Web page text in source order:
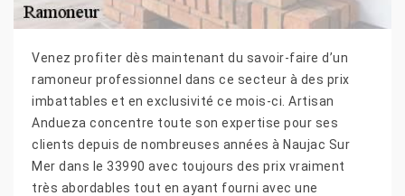
Venez profiter dès maintenant du savoir-faire d’un
ramoneur professionnel dans ce secteur à des prix
imbattables et en exclusivité ce mois-ci. Artisan
Andueza concentre toute son expertise pour ses
clients depuis de nombreuses années à Naujac Sur
Mer dans le 33990 avec toujours des prix vraiment
très abordables tout en ayant fourni avec une